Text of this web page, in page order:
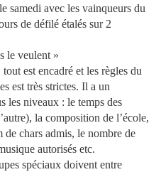
samedi avec les vainqueurs du
de défilé étalés sur 2
le veulent »
est encadré et les règles du
est très strictes. Il a un
les niveaux : le temps des
la composition de l’école,
chars admis, le nombre de
autorisés etc.
spéciaux doivent entre